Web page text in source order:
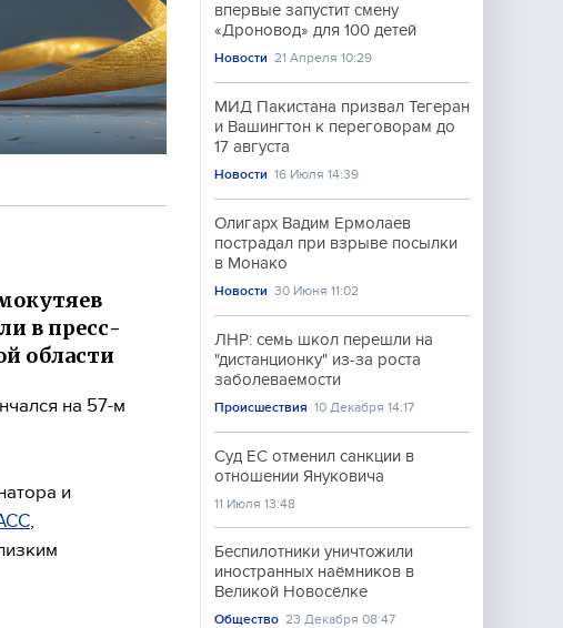
в пресс-
области
на 57-м
и
впервые запустит смену
«Дроновод» для 100 детей
Новости 21 Апреля 10:29
МИД Пакистана призвал Тегеран
и Вашингтон к переговорам до
17 августа
Новости 16 Июля 14:39
Олигарх Вадим Ермолаев
пострадал при взрыве посылки
в Монако
Новости 30 Июня 11:02
ЛНР: семь школ перешли на
"дистанционку" из-за роста
заболеваемости
Происшествия 10 Декабря 14:17
Суд ЕС отменил санкции в
отношении Януковича
11 Июля 13:48
Беспилотники уничтожили
иностранных наёмников в
Великой Новосёлке
Общество 23 Декабря 08:47